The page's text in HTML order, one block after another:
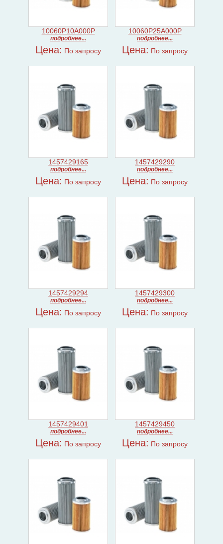
10060P10A000P
подробнее...
Цена: По запросу
10060P25A000P
подробнее...
Цена: По запросу
1457429165
подробнее...
Цена: По запросу
1457429290
подробнее...
Цена: По запросу
1457429294
подробнее...
Цена: По запросу
1457429300
подробнее...
Цена: По запросу
1457429401
подробнее...
Цена: По запросу
1457429450
подробнее...
Цена: По запросу